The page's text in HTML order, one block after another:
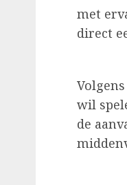
met
direct
wil
de